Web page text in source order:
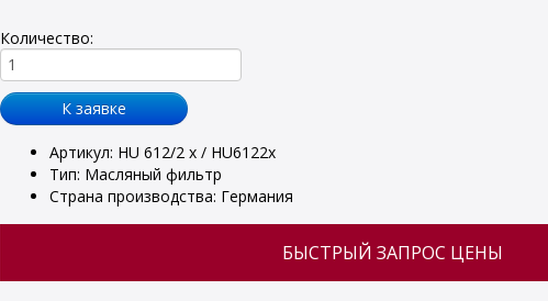
Количество:
Артикул: HU 612/2 x / HU6122x
Тип: Масляный фильтр
Страна производства: Германия
БЫСТРЫЙ ЗАПРОС ЦЕНЫ